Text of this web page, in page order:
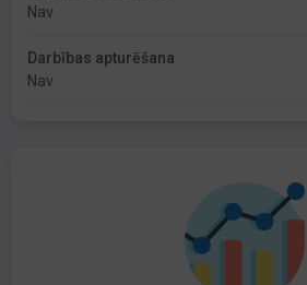
Nav
Darbības apturēšana
Nav